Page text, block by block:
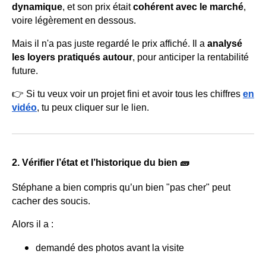
dynamique, et son prix étaitcohérent avec le marché,
voire légèrement en dessous.
Mais il n'a pas juste regardé le prix affiché. Il a analysé
les loyers pratiqués autour, pour anticiper la rentabilité
future.
👉 Si tu veux voir un projet fini et avoir tous les chiffres en
vidéo, tu peux cliquer sur le lien.
2. Vérifier l’état et l’historique du bien 🧱
Stéphane a bien compris qu’un bien "pas cher" peut
cacher des soucis.
Alors il a :
demandé des photos avant la visite